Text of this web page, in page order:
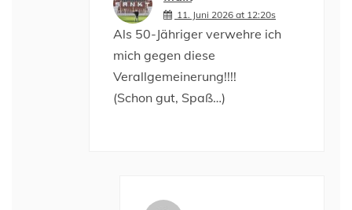
11. Juni 2026 at 12:20s
Als 50-Jähriger verwehre ich
mich gegen diese
Verallgemeinerung!!!!
(Schon gut, Spaß…)